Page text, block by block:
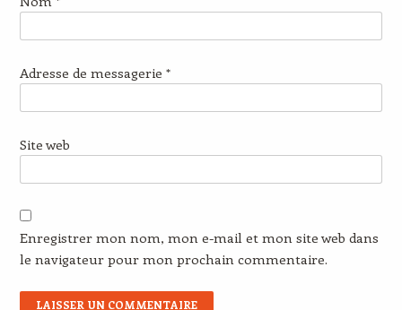
Adresse de messagerie *
Site web
Enregistrer mon nom, mon e-mail et mon site web dans
le navigateur pour mon prochain commentaire.